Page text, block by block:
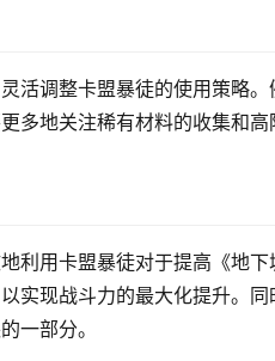
活调整卡盟暴徒的使用策略
多地关注稀有材料的收集和高
利用卡盟暴徒对于提高《地
实现战斗力的最大化提升。
一部分。